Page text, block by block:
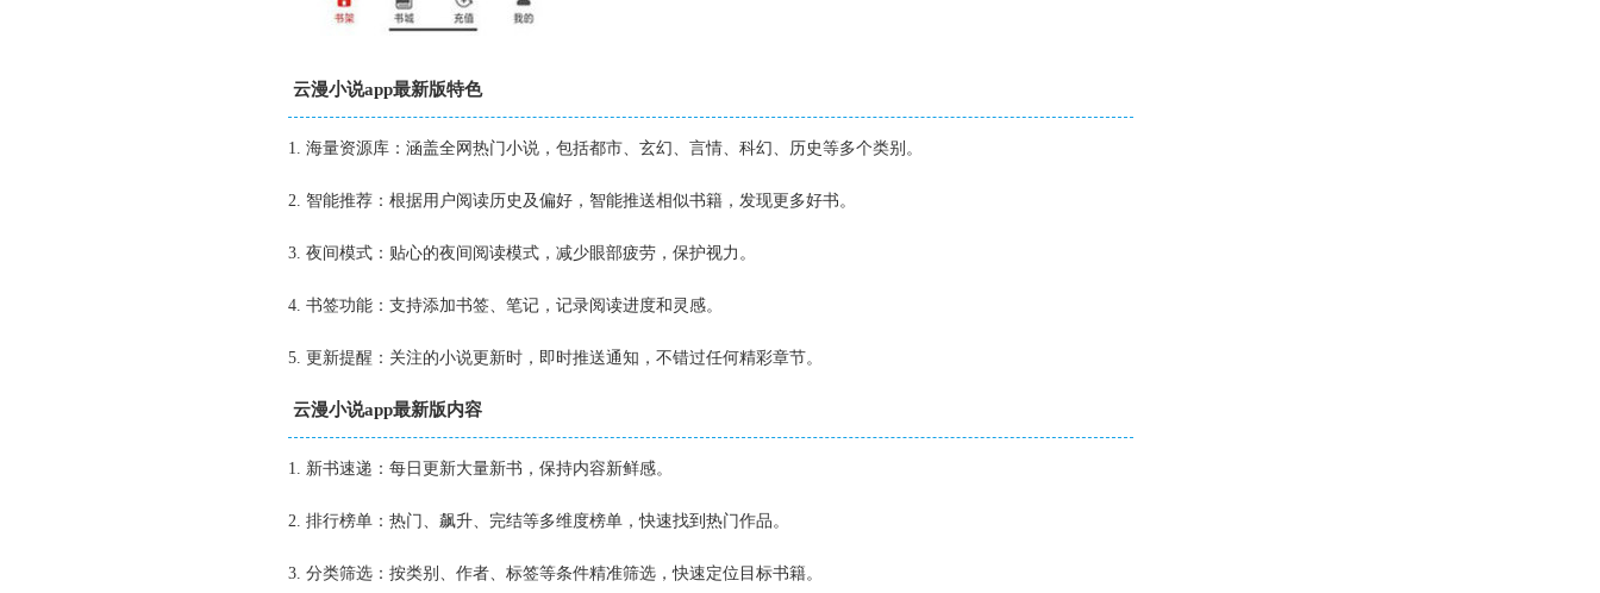
云漫小说app最新版特色
1. 海量资源库：涵盖全网热门小说，包括都市、玄幻、言情、科幻、历史等多个类别。
2. 智能推荐：根据用户阅读历史及偏好，智能推送相似书籍，发现更多好书。
3. 夜间模式：贴心的夜间阅读模式，减少眼部疲劳，保护视力。
4. 书签功能：支持添加书签、笔记，记录阅读进度和灵感。
5. 更新提醒：关注的小说更新时，即时推送通知，不错过任何精彩章节。
云漫小说app最新版内容
1. 新书速递：每日更新大量新书，保持内容新鲜感。
2. 排行榜单：热门、飙升、完结等多维度榜单，快速找到热门作品。
3. 分类筛选：按类别、作者、标签等条件精准筛选，快速定位目标书籍。